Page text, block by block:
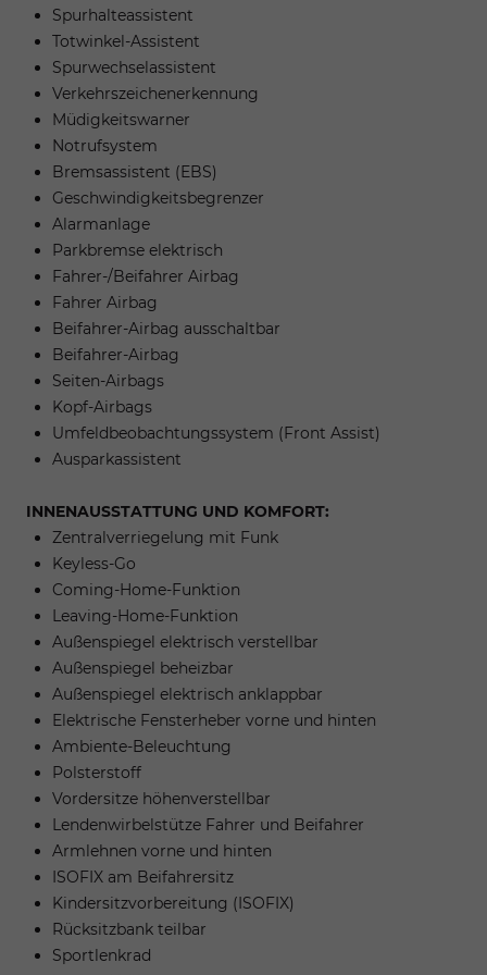
Spurhalteassistent
Totwinkel-Assistent
Spurwechselassistent
Verkehrszeichenerkennung
Müdigkeitswarner
Notrufsystem
Bremsassistent (EBS)
Geschwindigkeitsbegrenzer
Alarmanlage
Parkbremse elektrisch
Fahrer-/Beifahrer Airbag
Fahrer Airbag
Beifahrer-Airbag ausschaltbar
Beifahrer-Airbag
Seiten-Airbags
Kopf-Airbags
Umfeldbeobachtungssystem (Front Assist)
Ausparkassistent
INNENAUSSTATTUNG UND KOMFORT:
Zentralverriegelung mit Funk
Keyless-Go
Coming-Home-Funktion
Leaving-Home-Funktion
Außenspiegel elektrisch verstellbar
Außenspiegel beheizbar
Außenspiegel elektrisch anklappbar
Elektrische Fensterheber vorne und hinten
Ambiente-Beleuchtung
Polsterstoff
Vordersitze höhenverstellbar
Lendenwirbelstütze Fahrer und Beifahrer
Armlehnen vorne und hinten
ISOFIX am Beifahrersitz
Kindersitzvorbereitung (ISOFIX)
Rücksitzbank teilbar
Sportlenkrad